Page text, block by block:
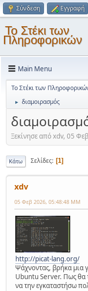
Σύνδεση Εγγραφή
Το Στέκι των
Πληροφορικών
Main Menu
Το Στέκι των
► διαμοιρασμός
Ξεκίνησε από xdv, 05
Κάτω Σελίδες 1
xdv
05 Φεβ 2026, 05:48:48 ΜΜ
http://picat-lang.org/
Ψάχνοντας, βρήκα μια
Ubuntu Server. Πως θα
να την εγκαταστήσω